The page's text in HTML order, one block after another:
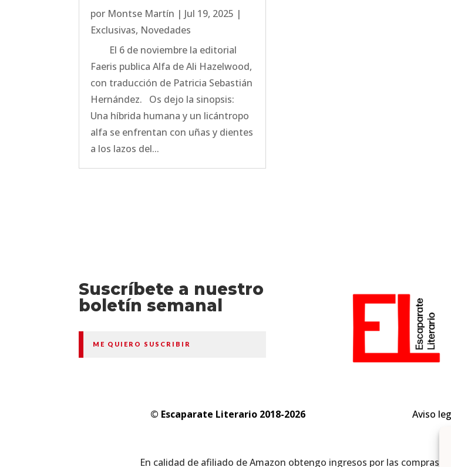
por Montse Martín | Jul 19, 2025 |
Exclusivas, Novedades
El 6 de noviembre la editorial
Faeris publica Alfa de Ali Hazelwood,
con traducción de Patricia Sebastián
Hernández. Os dejo la sinopsis:
Una híbrida humana y un licántropo
alfa se enfrentan con uñas y dientes
a los lazos del...
Suscríbete a nuestro
boletín semanal
ME QUIERO SUSCRIBIR
© Escaparate Literario 2018-2026 Aviso
En calidad de afiliado de Amazon obtengo ingresos por las compras